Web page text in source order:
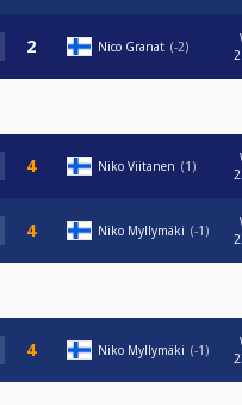
Nico Granat -2
Niko Viitanen 1
Niko Myllymäki -1
Niko Myllymäki -1